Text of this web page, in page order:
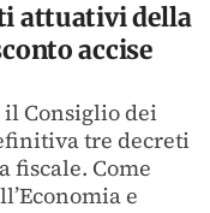
attuativi della
accise
il Consiglio dei
tre decreti
fiscale. Come
e